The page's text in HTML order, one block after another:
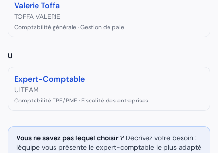
Valerie Toffa
TOFFA VALERIE
Comptabilité générale · Gestion de paie
U
Expert-Comptable
ULTEAM
Comptabilité TPE/PME · Fiscalité des entreprises
Vous ne savez pas lequel choisir ? Décrivez votre besoin :
l'équipe vous présente le expert-comptable le plus adapté